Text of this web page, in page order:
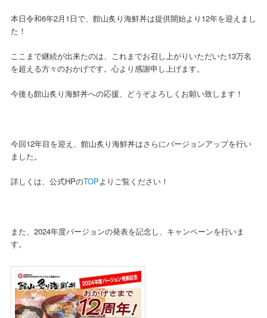
本日令和6年2月1日で、館山炙り海鮮丼は提供開始より12年を迎えまし
た！
ここまで継続が出来たのは、これまでお召し上がりいただいた13万名
を超える方々のおかげです。心より感謝申し上げます。
今後も館山炙り海鮮丼への応援、どうぞよろしくお願い致します！
今回12年目を迎え、館山炙り海鮮丼はさらにバージョンアップを行い
ました。
詳しくは、公式HPのTOPよりご覧ください！
また、2024年度バージョンの発表を記念し、キャンペーンを行いま
す。